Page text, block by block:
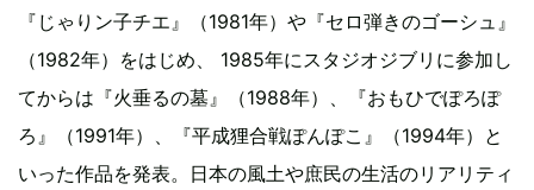
『じゃりン子チエ』（1981年）や『セロ弾きのゴーシュ』
（1982年）をはじめ、 1985年にスタジオジブリに参加し
てからは『火垂るの墓』（1988年）、『おもひでぽろぽ
ろ』（1991年）、『平成狸合戦ぽんぽこ』（1994年）と
いった作品を発表。日本の風土や庶民の生活のリアリティ